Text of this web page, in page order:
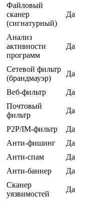
Файловый
сканер
(сигнатурный)
Да
Анализ
активности
программ
Да
Сетевой фильтр
(брандмауэр)
Да
Веб-фильтр
Да
Почтовый
фильтр
Да
P2P/IM-фильтр
Да
Анти-фишинг
Да
Анти-спам
Да
Анти-баннер
Да
Сканер
уязвимостей
Да